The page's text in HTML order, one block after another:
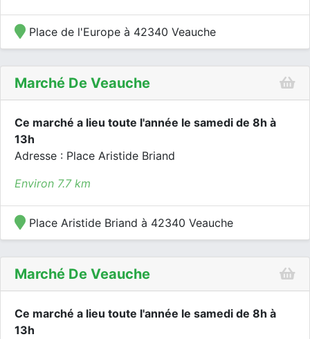
Place de l'Europe à 42340 Veauche
Marché De Veauche
Ce marché a lieu toute l'année le samedi de 8h à
13h
Adresse : Place Aristide Briand
Environ 7.7 km
Place Aristide Briand à 42340 Veauche
Marché De Veauche
Ce marché a lieu toute l'année le samedi de 8h à
13h